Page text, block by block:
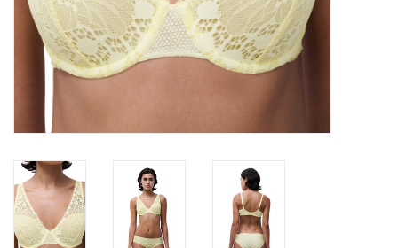
Cadeaubonnen